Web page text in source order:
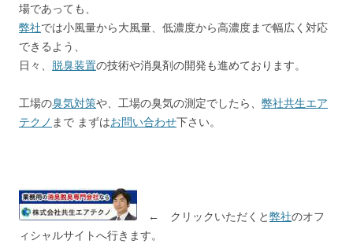
場であっても、
弊社では小風量から大風量、低濃度から高濃度まで幅広く対応
できるよう、
日々、 脱臭装置の技術や消臭剤の開発も進めております。
工場の臭気対策や、工場の臭気の測定でしたら、 弊社共生エア
テクノ まで まずはお問い合わせ下さい。
← クリックいただくと弊社のオフ
ィシャルサイトへ行きます。